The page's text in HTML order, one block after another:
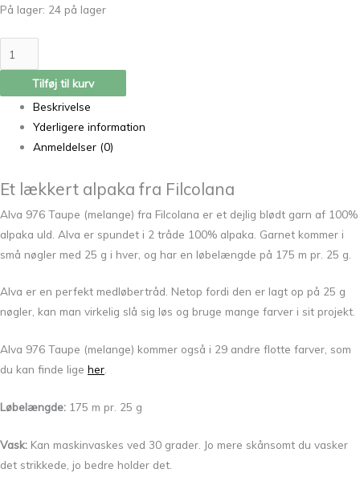
På lager: 24 på lager
Tilføj til kurv
Beskrivelse
Yderligere information
Anmeldelser (0)
Et lækkert alpaka fra Filcolana
Alva 976 Taupe (melange) fra Filcolana er et dejlig blødt garn af 100%
alpaka uld. Alva er spundet i 2 tråde 100% alpaka. Garnet kommer i
små nøgler med 25 g i hver, og har en løbelængde på 175 m pr. 25 g.
Alva er en perfekt medløbertråd. Netop fordi den er lagt op på 25 g
nøgler, kan man virkelig slå sig løs og bruge mange farver i sit projekt.
Alva 976 Taupe (melange) kommer også i 29 andre flotte farver, som
du kan finde lige her
Løbelængde: 175 m pr. 25 g
Vask: Kan maskinvaskes ved 30 grader. Jo mere skånsomt du vasker
det strikkede, jo bedre holder det.